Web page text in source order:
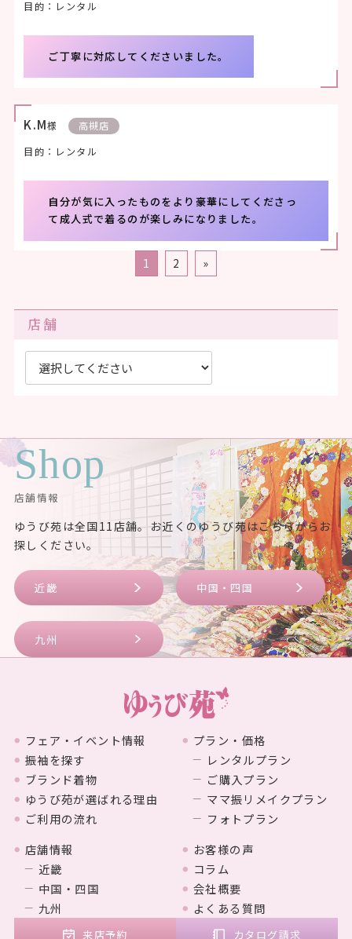
目的：レンタル
ご丁寧に対応してくださいました。
K.M様
高槻店
目的：レンタル
自分が気に入ったものをより豪華にしてくださっ
て成人式で着るのが楽しみになりました。
1 2 »
店舗
Shop
店舗情報
ゆうび苑は全国11店舗。お近くのゆうび苑はこちらからお
探しください。
近畿 中国・四国
九州
フェア・イベント情報
振袖を探す
ブランド着物
ゆうび苑が選ばれる理由
ご利用の流れ
プラン・価格
レンタルプラン
ご購入プラン
ママ振リメイクプラン
フォトプラン
店舗情報
近畿
中国・四国
九州
お客様の声
コラム
会社概要
よくある質問
来店予約 カタログ請求